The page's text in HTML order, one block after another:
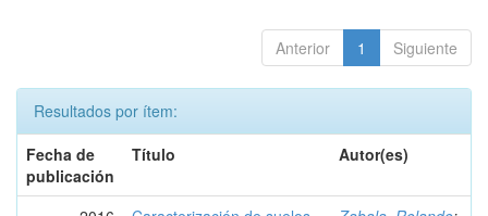
Anterior 1 Siguiente
Resultados por ítem:
Fecha de
publicación
Título Autor(es)